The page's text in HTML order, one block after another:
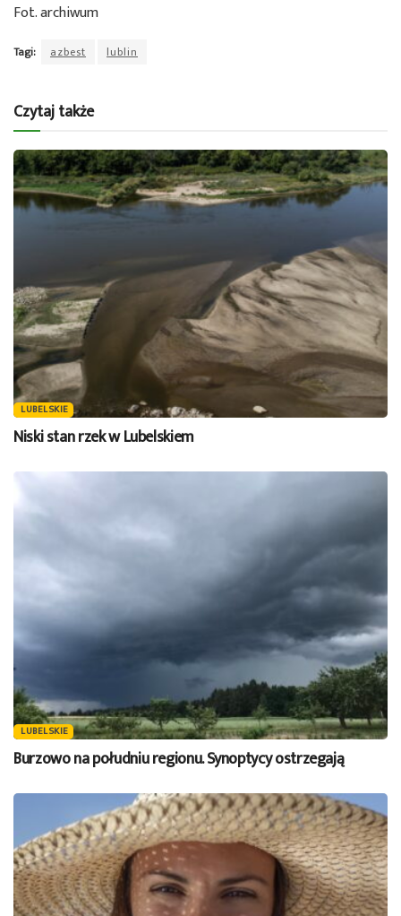
Fot. archiwum
Tagi: azbest lublin
Czytaj także
LUBELSKIE
Niski stan rzek w Lubelskiem
LUBELSKIE
Burzowo na południu regionu. Synoptycy ostrzegają